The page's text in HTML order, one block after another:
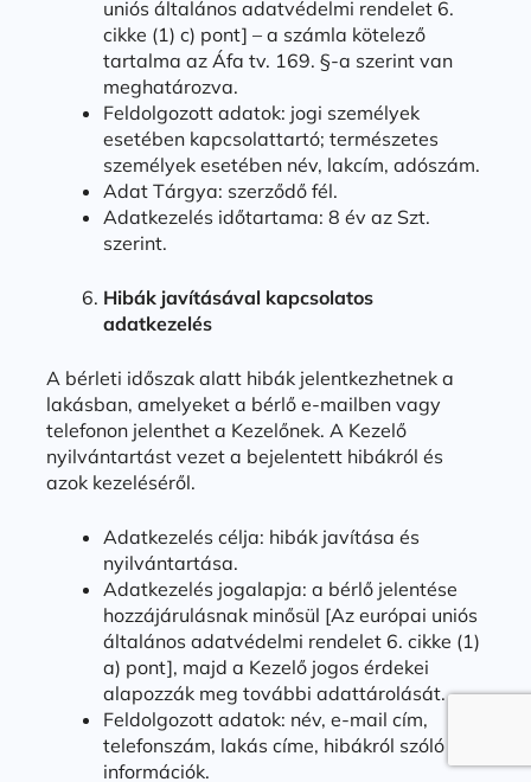
uniós általános adatvédelmi rendelet 6.
cikke (1) c) pont] – a számla kötelező
tartalma az Áfa tv. 169. §-a szerint van
meghatározva.
Feldolgozott adatok: jogi személyek
esetében kapcsolattartó; természetes
személyek esetében név, lakcím, adószám.
Adat Tárgya: szerződő fél.
Adatkezelés időtartama: 8 év az Szt.
szerint.
Hibák javításával kapcsolatos
adatkezelés
A bérleti időszak alatt hibák jelentkezhetnek a
lakásban, amelyeket a bérlő e-mailben vagy
telefonon jelenthet a Kezelőnek. A Kezelő
nyilvántartást vezet a bejelentett hibákról és
azok kezeléséről.
Adatkezelés célja: hibák javítása és
nyilvántartása.
Adatkezelés jogalapja: a bérlő jelentése
hozzájárulásnak minősül [Az európai uniós
általános adatvédelmi rendelet 6. cikke (1)
a) pont], majd a Kezelő jogos érdekei
alapozzák meg további adattárolását.
Feldolgozott adatok: név, e-mail cím,
telefonszám, lakás címe, hibákról szóló
információk.